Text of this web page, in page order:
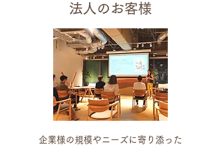
法人のお客様
​企業様の規模やニーズに寄り添った